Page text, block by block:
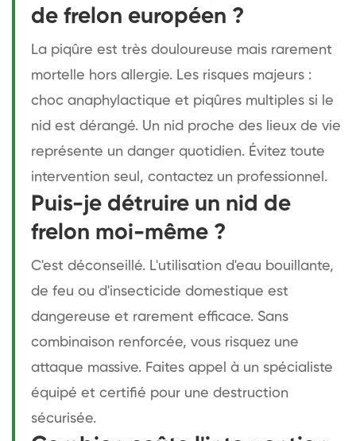
de frelon européen ?
La piqûre est très douloureuse mais rarement
mortelle hors allergie. Les risques majeurs :
choc anaphylactique et piqûres multiples si le
nid est dérangé. Un nid proche des lieux de vie
représente un danger quotidien. Évitez toute
intervention seul, contactez un professionnel.
Puis-je détruire un nid de
frelon moi-même ?
C'est déconseillé. L'utilisation d'eau bouillante,
de feu ou d'insecticide domestique est
dangereuse et rarement efficace. Sans
combinaison renforcée, vous risquez une
attaque massive. Faites appel à un spécialiste
équipé et certifié pour une destruction
sécurisée.